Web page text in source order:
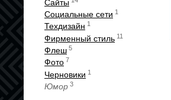
Сайты
Социальные сети 1
Техдизайн 1
Фирменный стиль 11
Флеш 5
Фото 7
Черновики 1
Юмор 3